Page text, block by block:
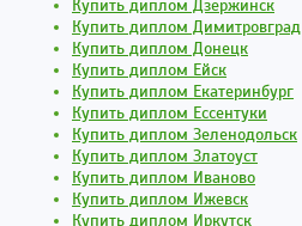
Купить диплом Дзержинск
Купить диплом Димитровград
Купить диплом Донецк
Купить диплом Ейск
Купить диплом Екатеринбург
Купить диплом Ессентуки
Купить диплом Зеленодольск
Купить диплом Златоуст
Купить диплом Иваново
Купить диплом Ижевск
Купить диплом Иркутск